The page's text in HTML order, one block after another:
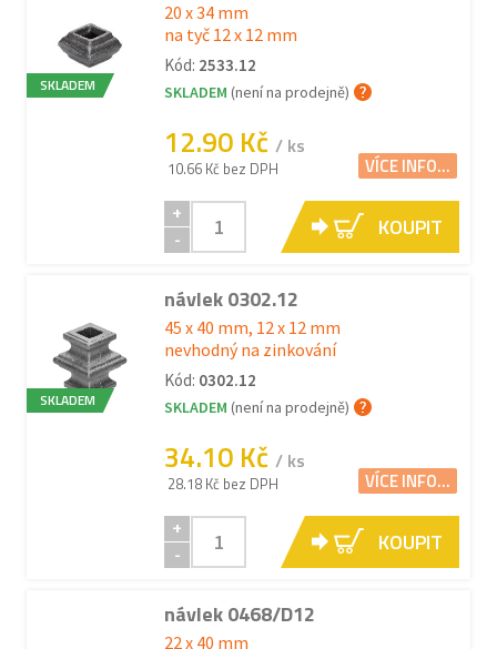
SKLADEM
20 x 34 mm
na tyč 12 x 12 mm
Kód: 2533.12
SKLADEM (není na prodejně)
12.90 Kč / ks
10.66 Kč bez DPH VÍCE INFO...
+
-
KOUPIT
SKLADEM
návlek 0302.12
45 x 40 mm, 12 x 12 mm
nevhodný na zinkování
Kód: 0302.12
SKLADEM (není na prodejně)
34.10 Kč / ks
28.18 Kč bez DPH VÍCE INFO...
+
-
KOUPIT
návlek 0468/D12
22 x 40 mm